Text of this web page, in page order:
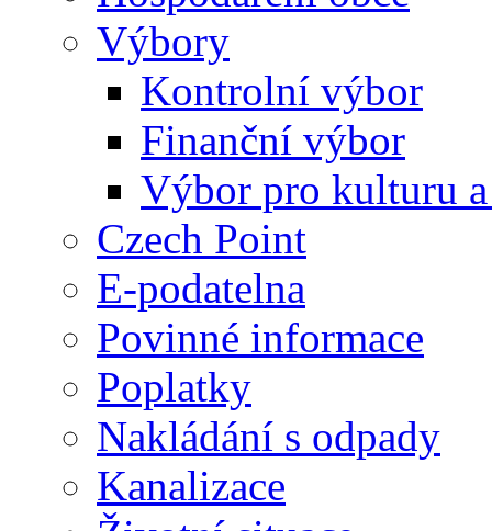
Výbory
Kontrolní výbor
Finanční výbor
Výbor pro kulturu
Czech Point
E-podatelna
Povinné informace
Poplatky
Nakládání s odpady
Kanalizace